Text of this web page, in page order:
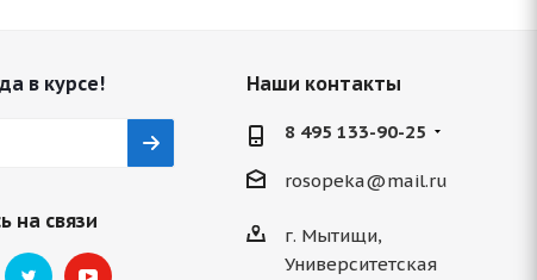
в курсе!
на связи
Наши контакты
8 495 133-90-25
rosopeka@mail.ru
г. Мытищи,
Университетская